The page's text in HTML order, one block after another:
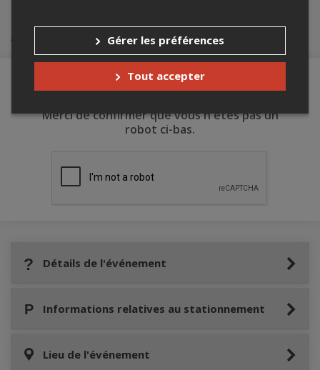
Achat de billets
Merci de confirmer que vous n'êtes pas un
robot ci-bas.
Détails de l'événement
Informations relatives au stationnement
Lieu de l'événement
Gérer les préférences
Tout accepter